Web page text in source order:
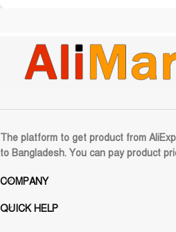
The platform to get product from
to Bangladesh. You can pay product
COMPANY
QUICK HELP